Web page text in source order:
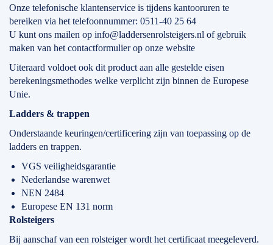
Onze telefonische klantenservice is tijdens kantooruren te
bereiken via het telefoonnummer: 0511-40 25 64
U kunt ons mailen op info@laddersenrolsteigers.nl of gebruik
maken van het contactformulier op onze website
Uiteraard voldoet ook dit product aan alle gestelde eisen
berekeningsmethodes welke verplicht zijn binnen de Europese
Unie.
Ladders & trappen
Onderstaande keuringen/certificering zijn van toepassing op de
ladders en trappen.
VGS veiligheidsgarantie
Nederlandse warenwet
NEN 2484
Europese EN 131 norm
Rolsteigers
Bij aanschaf van een rolsteiger wordt het certificaat meegeleverd.